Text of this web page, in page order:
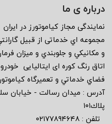
درباره ی ما
نمايندگى مجاز كياموتورز در ايران
مجموعه اي خدماتى از قبيل
و مكانيكي و جلوبندي و ميزان
اتاق رنگ كوره اى ايتاليايى
فضاي خدماتي و تعميرگاه
آدرس : ميدان رسالت - خيابان
پلاك١٠١
تلفن : ٠٢١٧٧٨٩٤٦٤٨